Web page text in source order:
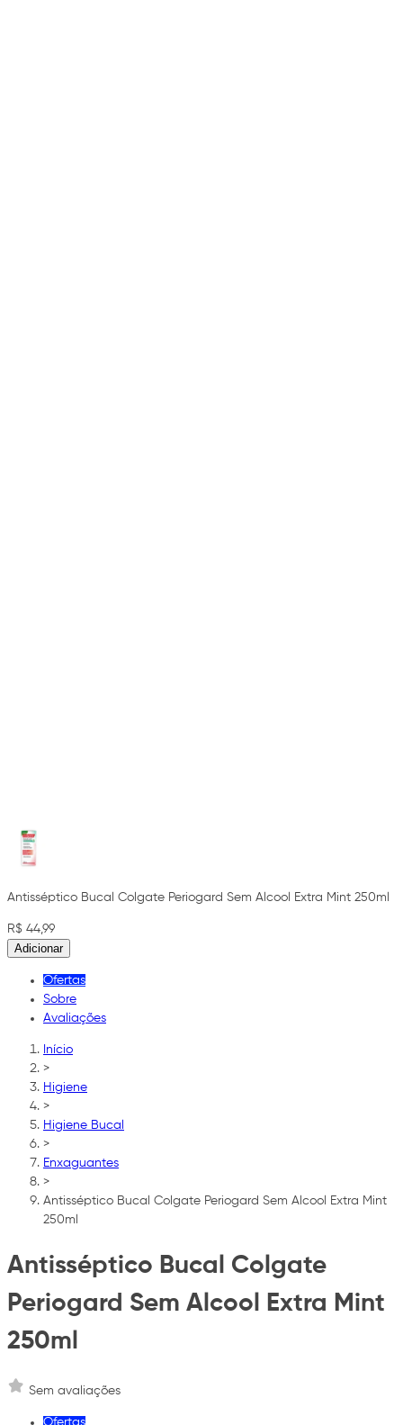
Antisséptico Bucal Colgate Periogard Sem Alcool Extra Mint 250ml
R$ 44,99
Adicionar
Ofertas
Sobre
Avaliações
Início
>
Higiene
>
Higiene Bucal
>
Enxaguantes
>
Antisséptico Bucal Colgate Periogard Sem Alcool Extra Mint
250ml
Antisséptico Bucal Colgate
Periogard Sem Alcool Extra Mint
250ml
Sem avaliações